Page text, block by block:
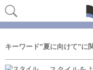
キーワード”夏に向けて”に